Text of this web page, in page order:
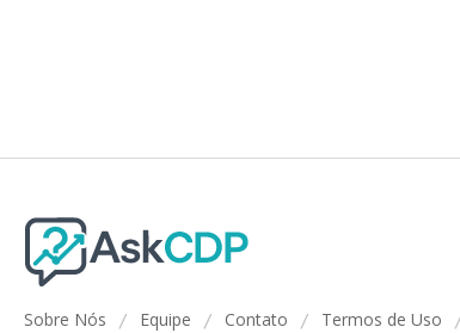
Sobre Nós / Equipe / Contato / Termos de Uso